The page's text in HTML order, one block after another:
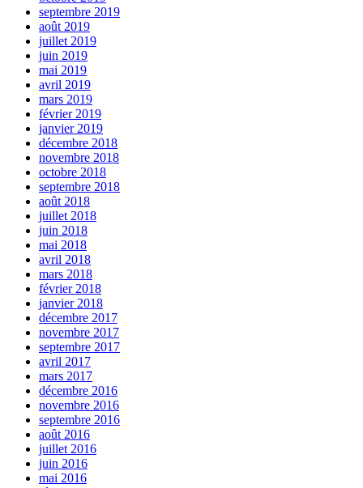
septembre 2019
août 2019
juillet 2019
juin 2019
mai 2019
avril 2019
mars 2019
février 2019
janvier 2019
décembre 2018
novembre 2018
octobre 2018
septembre 2018
août 2018
juillet 2018
juin 2018
mai 2018
avril 2018
mars 2018
février 2018
janvier 2018
décembre 2017
novembre 2017
septembre 2017
avril 2017
mars 2017
décembre 2016
novembre 2016
septembre 2016
août 2016
juillet 2016
juin 2016
mai 2016